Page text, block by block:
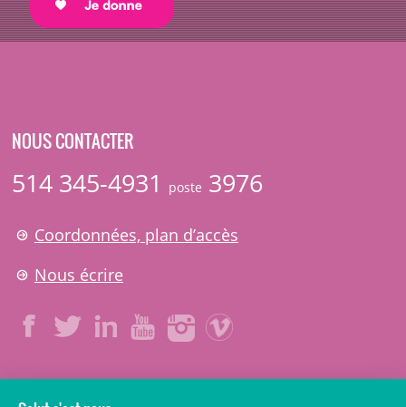
NOUS CONTACTER
514 345-4931 poste 3976
Coordonnées, plan d’accès
Nous écrire
LÉGAL